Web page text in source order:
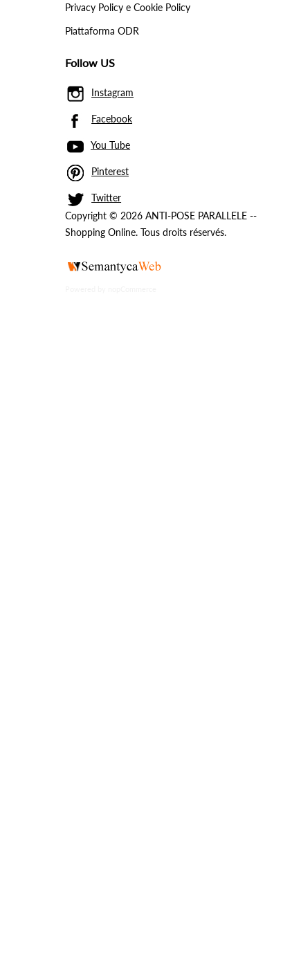
Privacy Policy e Cookie Policy
Piattaforma ODR
Follow US
Instagram
Facebook
You Tube
Pinterest
Twitter
Copyright © 2026 ANTI-POSE PARALLELE --
Shopping Online. Tous droits réservés.